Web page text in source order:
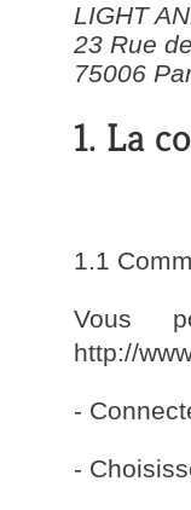
LIGHT
23 Rue
75006
1. La
1.1
Vous
http://
-
-